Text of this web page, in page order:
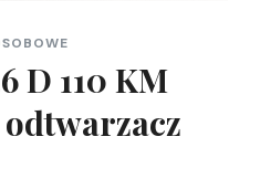
D 110 KM